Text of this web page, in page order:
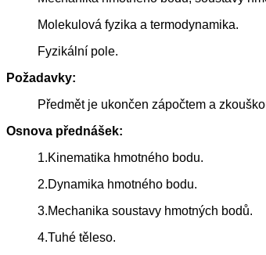
Molekulová fyzika a termodynamika.
Fyzikální pole.
Požadavky:
Předmět je ukončen zápočtem a
Osnova přednášek:
1.Kinematika hmotného bodu.
2.Dynamika hmotného bodu.
3.Mechanika soustavy hmotných bodů.
4.Tuhé těleso.